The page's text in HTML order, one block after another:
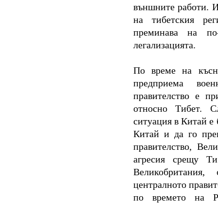
външните работи.
на тибетския
преминава на
легализацията.
По време на
предприема
правителство е
относно Тибет.
ситуация в Китай е
Китай и да го
правителство,
агресия срещу
централното
по времето на